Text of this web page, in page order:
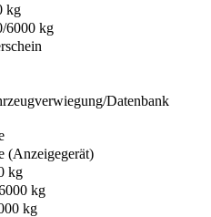
kg
6000 kg
Datenbank
(Anzeigegerät)
kg
kg
kg